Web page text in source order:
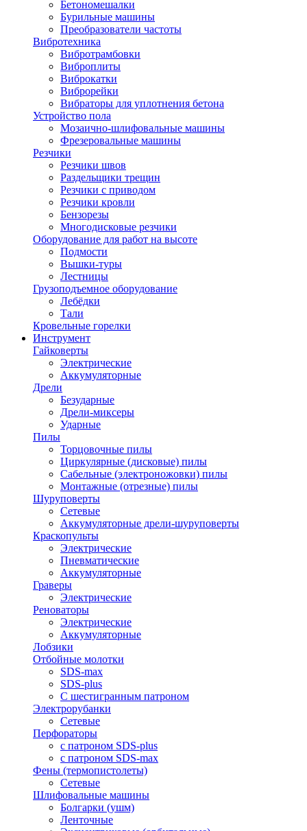
Бетономешалки
Бурильные машины
Преобразователи частоты
Вибротехника
Вибротрамбовки
Виброплиты
Виброкатки
Виброрейки
Вибраторы для уплотнения бетона
Устройство пола
Мозаично-шлифовальные машины
Фрезеровальные машины
Резчики
Резчики швов
Раздельщики трещин
Резчики с приводом
Резчики кровли
Бензорезы
Многодисковые резчики
Оборудование для работ на высоте
Подмости
Вышки-туры
Лестницы
Грузоподъемное оборудование
Лебёдки
Тали
Кровельные горелки
Инструмент
Гайковерты
Электрические
Аккумуляторные
Дрели
Безударные
Дрели-миксеры
Ударные
Пилы
Торцовочные пилы
Циркулярные (дисковые) пилы
Сабельные (электроножовки) пилы
Монтажные (отрезные) пилы
Шуруповерты
Сетевые
Аккумуляторные дрели-шуруповерты
Краскопульты
Электрические
Пневматические
Аккумуляторные
Граверы
Электрические
Реноваторы
Электрические
Аккумуляторные
Лобзики
Отбойные молотки
SDS-max
SDS-plus
С шестигранным патроном
Электрорубанки
Сетевые
Перфораторы
с патроном SDS-plus
с патроном SDS-max
Фены (термопистолеты)
Сетевые
Шлифовальные машины
Болгарки (ушм)
Ленточные